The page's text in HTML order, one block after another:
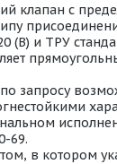
клапан с
и ТРУ
запросу
69.
в котором